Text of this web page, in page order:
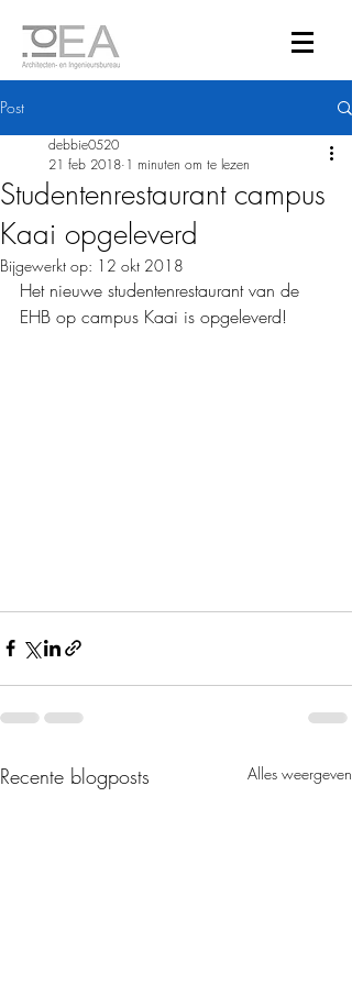
Post
Studentenrestaurant campus
Kaai opgeleverd
debbie0520
21 feb 2018 1 minuten om te lezen
Bijgewerkt op: 12 okt 2018
Het nieuwe studentenrestaurant van de
EHB op campus Kaai is opgeleverd!
Recente blogposts Alles weergeven